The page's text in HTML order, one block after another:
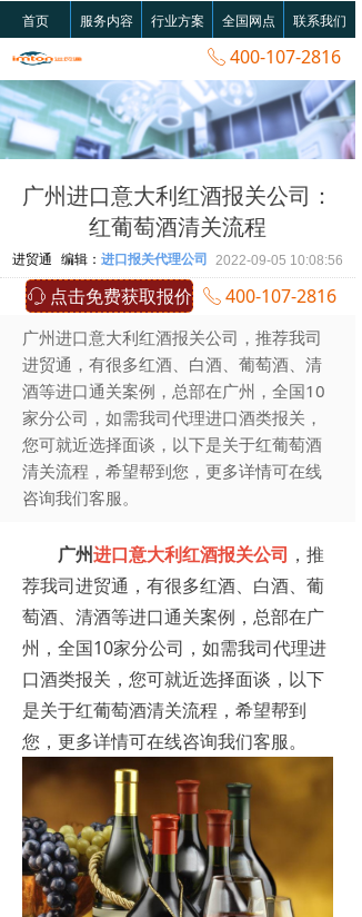
ꂅ 400-107-2816
首页 服务内容 行业方案 全国网点 联系我们
广州进口意大利红酒报关公司：
红葡萄酒清关流程
广州进口意大利红酒报关公司，推荐我司
进贸通，有很多红酒、白酒、葡萄酒、清
酒等进口通关案例，总部在广州，全国10
家分公司，如需我司代理进口酒类报关，
您可就近选择面谈，以下是关于红葡萄酒
清关流程，希望帮到您，更多详情可在线
咨询我们客服。
2022-09-05 10:08:56
广州进口意大利红酒报关公司 ，推
荐我司进贸通，有很多红酒、白酒、葡
萄酒、清酒等进口通关案例，总部在广
州，全国10家分公司，如需我司代理进
口酒类报关，您可就近选择面谈，以下
是关于红葡萄酒清关流程，希望帮到
您，更多详情可在线咨询我们客服。
进贸通 编辑： 进口报关代理公司
ꁱ 点击免费获取报价 ꂅ 400-107-2816